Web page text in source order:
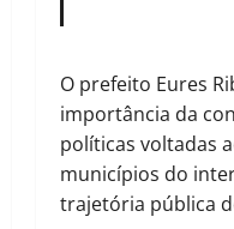
O prefeito Eures
importância da
políticas voltadas
municípios do
trajetória pública